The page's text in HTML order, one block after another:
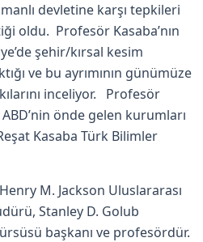
devletine karşı tepkileri
oldu. Profesör Kasaba’nın
şehir/kırsal kesim
ve bu ayrımının günümüze
inceliyor. Profesör
ABD’nin önde gelen kurumları
Kasaba Türk Bilimler
M. Jackson Uluslararası
Stanley D. Golub
başkanı ve profesördür.